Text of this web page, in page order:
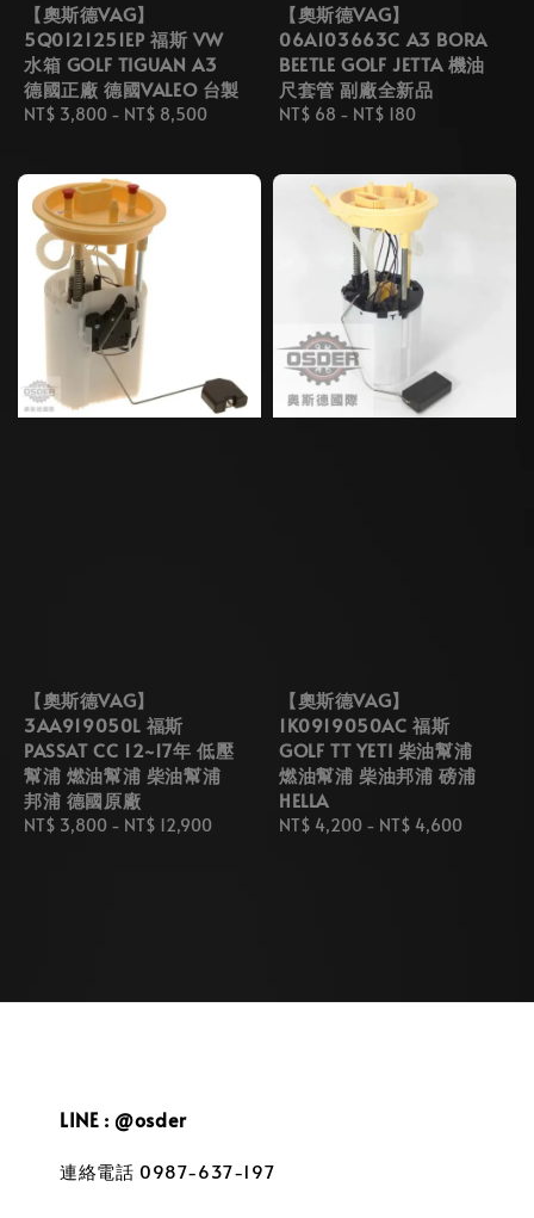
【奧斯德VAG】
5Q0121251EP 福斯 VW
水箱 GOLF TIGUAN A3
德國正廠 德國VALEO 台製
Regular
NT$ 3,800 - NT$ 8,500
【奧斯德VAG】
06A103663C A3 BORA
BEETLE GOLF JETTA 機油
尺套管 副廠全新品
Regular
NT$ 68 - NT$ 180
【奧斯德VAG】
3AA919050L 福斯
PASSAT CC 12~17年 低壓
幫浦 燃油幫浦 柴油幫浦
邦浦 德國原廠
Regular
NT$ 3,800 - NT$ 12,900
【奧斯德VAG】
1K0919050AC 福斯
GOLF TT YETI 柴油幫浦
燃油幫浦 柴油邦浦 磅浦
HELLA
Regular
NT$ 4,200 - NT$ 4,600
LINE : @osder
連絡電話 0987-637-197